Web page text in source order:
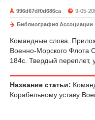
996d67df0d686ca 9-05-
Библиография Ассоциации
Командные слова.
Военно-Морского Флота
184с. Твердый
Название статьи:
Корабельному уставу